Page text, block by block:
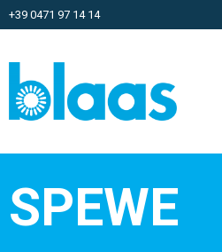
+39 0471 97 14 14
SPEWE